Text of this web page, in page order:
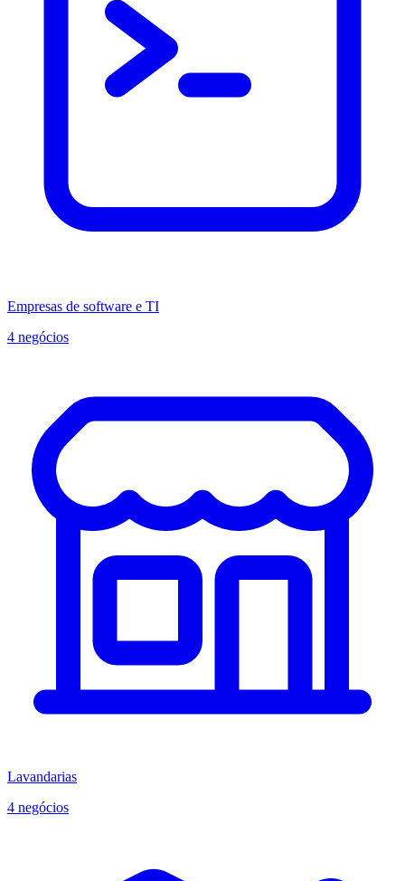
Empresas de software e TI
4 negócios
Lavandarias
4 negócios